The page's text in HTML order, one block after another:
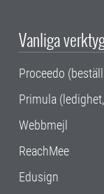
Vanliga
Proceedo
Primula
Webbmejl
ReachMee
Edusign